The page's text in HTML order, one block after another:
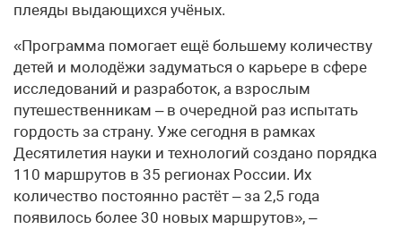
плеяды выдающихся учёных.
«Программа помогает ещё большему количеству
детей и молодёжи задуматься о карьере в сфере
исследований и разработок, а взрослым
путешественникам – в очередной раз испытать
гордость за страну. Уже сегодня в рамках
Десятилетия науки и технологий создано порядка
110 маршрутов в 35 регионах России. Их
количество постоянно растёт – за 2,5 года
появилось более 30 новых маршрутов», –